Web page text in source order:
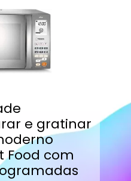
e gratinar
Food com